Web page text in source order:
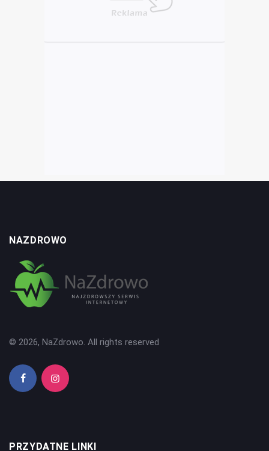
NAZDROWO
© 2026, NaZdrowo. All rights reserved
PRZYDATNE LINKI